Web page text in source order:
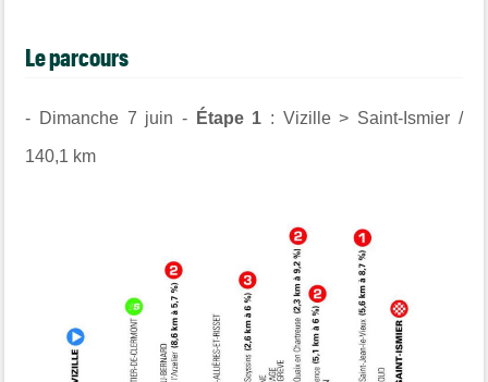
Le parcours
- Dimanche 7 juin - Étape 1 : Vizille > Saint-Ismier /
140,1 km